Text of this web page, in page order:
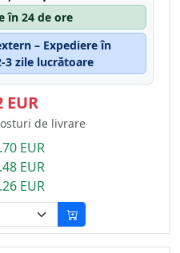
în 24 de ore
– Expediere în
3 zile lucrătoare
EUR
de livrare
EUR
EUR
EUR